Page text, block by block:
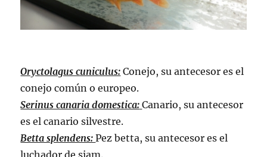
Oryctolagus cuniculus: Conejo, su antecesor es el
conejo común o europeo.
Serinus canaria domestica: Canario, su antecesor
es el canario silvestre.
Betta splendens:Pez betta, su antecesor es el
luchador de siam.